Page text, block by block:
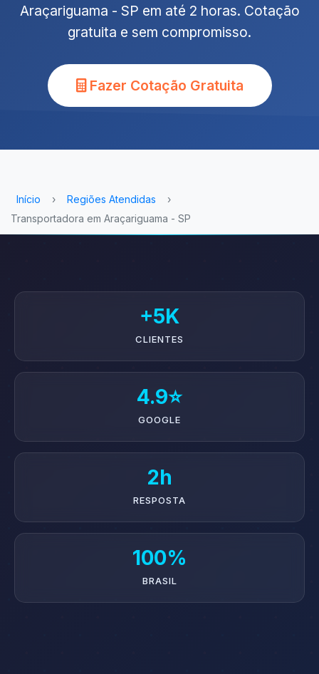
Araçariguama - SP em até 2 horas. Cotação
gratuita e sem compromisso.
Fazer Cotação Gratuita
Início › Regiões Atendidas
›
Transportadora em Araçariguama - SP
+5K
CLIENTES
4.9⭐
GOOGLE
2h
RESPOSTA
100%
BRASIL